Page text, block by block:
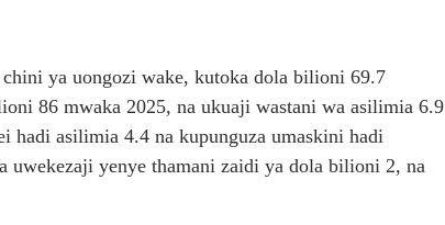
ya uongozi wake, kutoka dola bilioni 69.7
86 mwaka 2025, na ukuaji wastani wa asilimia 6.9
hadi asilimia 4.4 na kupunguza umaskini hadi
uwekezaji yenye thamani zaidi ya dola bilioni 2, na